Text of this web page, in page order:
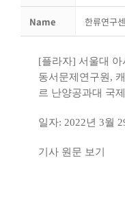
Name 한류연구
[플라자] 서울대 아
동서문제연구원,
르 난양공과대 국
일자: 2022년 3월
기사 원문 보기